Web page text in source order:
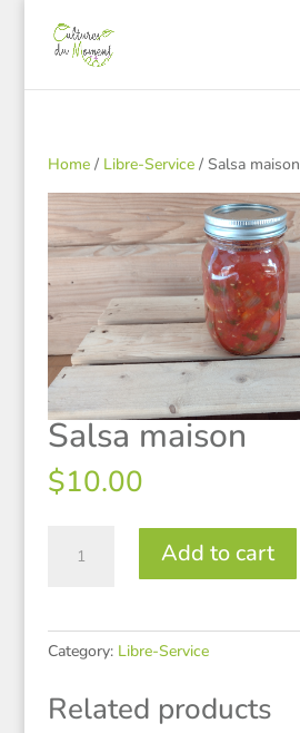
Home/ Libre-Service/ Salsa maison
Salsa maison
$10.00
maison
Add to cart
Category: Libre-Service
Related products